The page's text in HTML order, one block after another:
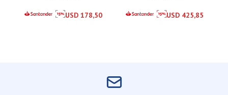
USD 178,50 USD 425,85